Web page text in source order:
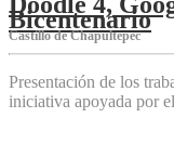
Bicentenario
Castillo de Chapultepec
Presentación de los
iniciativa apoyada por